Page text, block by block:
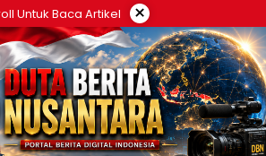
Untuk Baca Artikel ×